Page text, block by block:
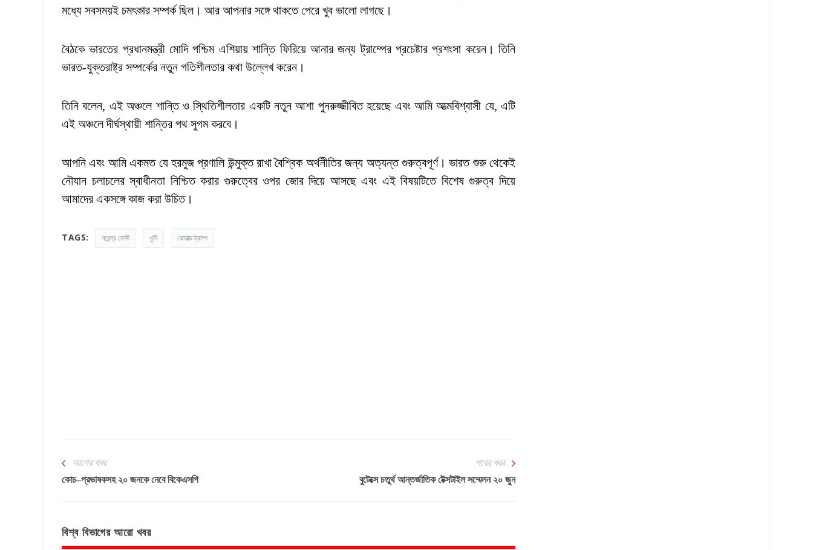
মধ্যে সবসময়ই চমৎকার সম্পর্ক ছিল। আর আপনার সঙ্গে থাকতে পেরে খুব ভালো লাগছে।
বৈঠকে ভারতের প্রধানমন্ত্রী মোদি পশ্চিম এশিয়ায় শান্তি ফিরিয়ে আনার জন্য ট্রাম্পের প্রচেষ্টার প্রশংসা করেন। তিনি
ভারত-যুক্তরাষ্ট্র সম্পর্কের নতুন গতিশীলতার কথা উল্লেখ করেন।
তিনি বলেন, এই অঞ্চলে শান্তি ও স্থিতিশীলতার একটি নতুন আশা পুনরুজ্জীবিত হয়েছে এবং আমি আত্মবিশ্বাসী যে, এটি
এই অঞ্চলে দীর্ঘস্থায়ী শান্তির পথ সুগম করবে।
আপনি এবং আমি একমত যে হরমুজ প্রণালি উন্মুক্ত রাখা বৈশ্বিক অর্থনীতির জন্য অত্যন্ত গুরুত্বপূর্ণ। ভারত শুরু থেকেই
নৌযান চলাচলের স্বাধীনতা নিশ্চিত করার গুরুত্বের ওপর জোর দিয়ে আসছে এবং এই বিষয়টিতে বিশেষ গুরুত্ব দিয়ে
আমাদের একসঙ্গে কাজ করা উচিত।
TAGS: নরেন্দ্র মোদি খুনি ডোনাল্ড ট্রাম্প
আগের খবর
কোচ–প্রভাষকসহ ২০ জনকে নেবে বিকেএসপি
পরের খবর
বুটেক্সে চতুর্থ আন্তর্জাতিক টেক্সটাইল সম্মেলন ২০ জুন
বিশ্ব বিভাগের আরো খবর